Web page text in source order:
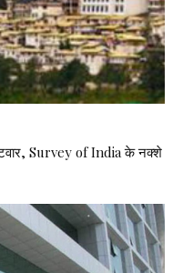
Survey of India के नक्शे